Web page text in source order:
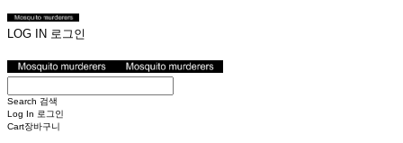
LOG IN 로그인
Search 검색
Log In 로그인
Cart장바구니